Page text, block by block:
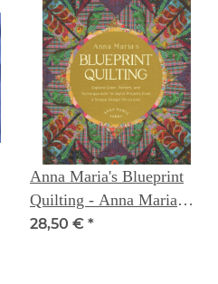
Anna Maria's Blueprint
Quilting - Anna Maria
Parry
28,50 € *